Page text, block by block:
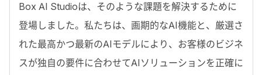
Box AI Studioは、そのような課題を解決するために
登場しました。私たちは、画期的なAI機能と、厳選さ
れた最高かつ最新のAIモデルにより、お客様のビジネ
スが独自の要件に合わせてAIソリューションを正確に